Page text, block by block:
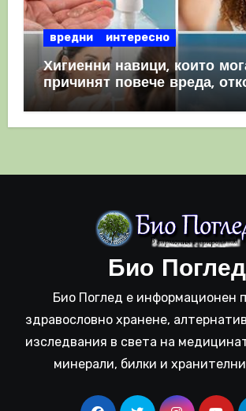
вредни интересно
Хигиенни навици, които
причинят повече вреда,
полза
Био Поглед
Био Поглед е информационен
здравословно хранене,
изследвания в света на
минерали, билки и